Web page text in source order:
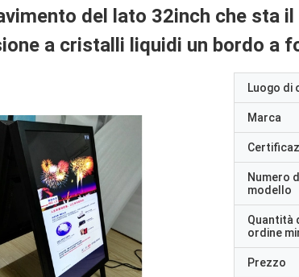
del lato 32inch che sta
a cristalli liquidi un bordo a
Luogo di
Marca
Numero
modello
Quantità
ordine
Prezzo